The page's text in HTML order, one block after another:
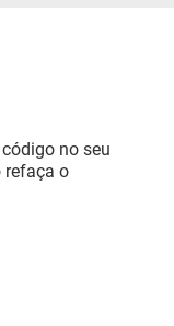
no seu
refaça o